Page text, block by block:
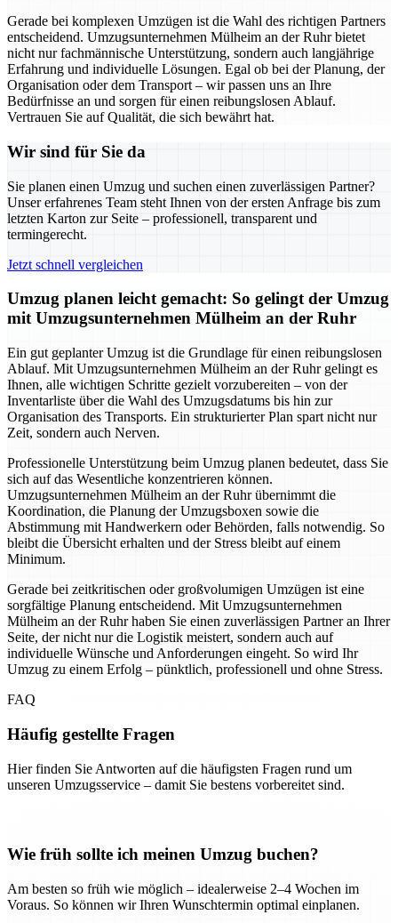
Gerade bei komplexen Umzügen ist die Wahl des richtigen Partners
entscheidend. Umzugsunternehmen Mülheim an der Ruhr bietet
nicht nur fachmännische Unterstützung, sondern auch langjährige
Erfahrung und individuelle Lösungen. Egal ob bei der Planung, der
Organisation oder dem Transport – wir passen uns an Ihre
Bedürfnisse an und sorgen für einen reibungslosen Ablauf.
Vertrauen Sie auf Qualität, die sich bewährt hat.
Wir sind für Sie da
Sie planen einen Umzug und suchen einen zuverlässigen Partner?
Unser erfahrenes Team steht Ihnen von der ersten Anfrage bis zum
letzten Karton zur Seite – professionell, transparent und
termingerecht.
Jetzt schnell vergleichen
Umzug planen leicht gemacht: So gelingt der Umzug
mit Umzugsunternehmen Mülheim an der Ruhr
Ein gut geplanter Umzug ist die Grundlage für einen reibungslosen
Ablauf. Mit Umzugsunternehmen Mülheim an der Ruhr gelingt es
Ihnen, alle wichtigen Schritte gezielt vorzubereiten – von der
Inventarliste über die Wahl des Umzugsdatums bis hin zur
Organisation des Transports. Ein strukturierter Plan spart nicht nur
Zeit, sondern auch Nerven.
Professionelle Unterstützung beim Umzug planen bedeutet, dass Sie
sich auf das Wesentliche konzentrieren können.
Umzugsunternehmen Mülheim an der Ruhr übernimmt die
Koordination, die Planung der Umzugsboxen sowie die
Abstimmung mit Handwerkern oder Behörden, falls notwendig. So
bleibt die Übersicht erhalten und der Stress bleibt auf einem
Minimum.
Gerade bei zeitkritischen oder großvolumigen Umzügen ist eine
sorgfältige Planung entscheidend. Mit Umzugsunternehmen
Mülheim an der Ruhr haben Sie einen zuverlässigen Partner an Ihrer
Seite, der nicht nur die Logistik meistert, sondern auch auf
individuelle Wünsche und Anforderungen eingeht. So wird Ihr
Umzug zu einem Erfolg – pünktlich, professionell und ohne Stress.
FAQ
Häufig gestellte Fragen
Hier finden Sie Antworten auf die häufigsten Fragen rund um
unseren Umzugsservice – damit Sie bestens vorbereitet sind.
Wie früh sollte ich meinen Umzug buchen?
Am besten so früh wie möglich – idealerweise 2–4 Wochen im
Voraus. So können wir Ihren Wunschtermin optimal einplanen.